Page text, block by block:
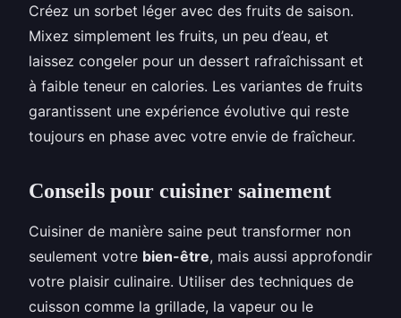
Créez un sorbet léger avec des fruits de saison.
Mixez simplement les fruits, un peu d’eau, et
laissez congeler pour un dessert rafraîchissant et
à faible teneur en calories. Les variantes de fruits
garantissent une expérience évolutive qui reste
toujours en phase avec votre envie de fraîcheur.
Conseils pour cuisiner sainement
Cuisiner de manière saine peut transformer non
seulement votre bien-être, mais aussi approfondir
votre plaisir culinaire. Utiliser des techniques de
cuisson comme la grillade, la vapeur ou le